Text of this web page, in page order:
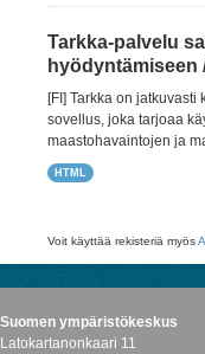
Tarkka-palvelu
hyödyntämiseen
[FI] Tarkka on
sovellus, joka tarjoaa
maastohavaintojen ja
HTML
Voit käyttää rekisteriä myös
Suomen ympäristökeskus
Latokartanonkaari 11